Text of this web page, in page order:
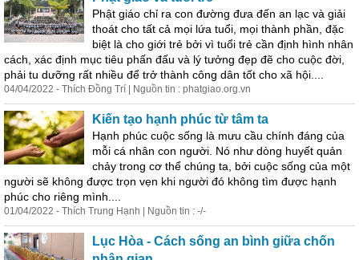
Phật giáo chỉ ra con đường đưa đến an lạc và giải
thoát cho tất cả mọi lứa tuổi, mọi thành phần, đặc
biệt là cho giới trẻ bởi vì tuổi trẻ cần định hình nhân
cách, xác định mục tiêu phấn đấu và lý tưởng đẹp đẽ cho cuộc đời,
phải tu dưỡng rất nhiều để trở thành công dân tốt cho xã hội....
04/04/2022 - Thích Đồng Trí | Nguồn tin : phatgiao.org.vn
Kiến tạo hạnh phúc từ tâm ta
Hạnh phúc cuộc sống là mưu cầu chính đáng của
mỗi cá nhân con người. Nó như dòng huyết quản
chảy trong cơ thể chúng ta, bởi cuộc sống của một
người sẽ không được trọn vẹn khi người đó không tìm được hạnh
phúc cho riêng mình....
01/04/2022 - Thích Trung Hạnh | Nguồn tin : -/-
Lục Hòa - Cách sống an bình giữa chốn